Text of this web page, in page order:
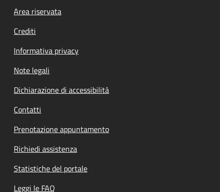
Footer menu
Area riservata
Crediti
Informativa privacy
Note legali
Dichiarazione di accessibilità
Contatti
Prenotazione appuntamento
Richiedi assistenza
Statistiche del portale
Leggi le FAQ